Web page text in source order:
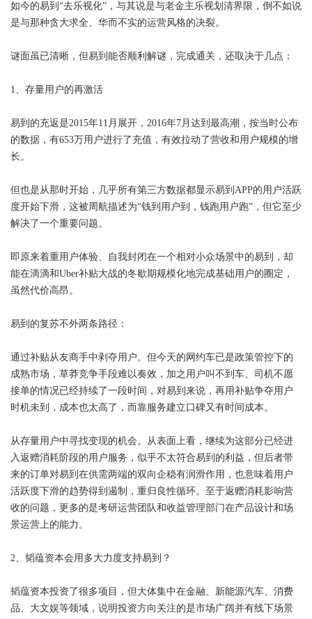
如今的易到“去乐视化”，与其说是与老金主乐视划清界限，倒不如说
是与那种贪大求全、华而不实的运营风格的决裂。
谜面虽已清晰，但易到能否顺利解谜，完成通关，还取决于几点：
1、存量用户的再激活
易到的充返是2015年11月展开，2016年7月达到最高潮，按当时公布
的数据，有653万用户进行了充值，有效拉动了营收和用户规模的增
长。
但也是从那时开始，几乎所有第三方数据都显示易到APP的用户活跃
度开始下滑，这被周航描述为“钱到用户到，钱跑用户跑”，但它至少
解决了一个重要问题。
即原来着重用户体验、自我封闭在一个相对小众场景中的易到，却
能在滴滴和Uber补贴大战的冬歇期规模化地完成基础用户的圈定，
虽然代价高昂。
易到的复苏不外两条路径：
通过补贴从友商手中剥夺用户。但今天的网约车已是政策管控下的
成熟市场，草莽竞争手段难以奏效，加之用户叫不到车、司机不愿
接单的情况已经持续了一段时间，对易到来说，再用补贴争夺用户
时机未到，成本也太高了，而靠服务建立口碑又有时间成本。
从存量用户中寻找变现的机会。从表面上看，继续为这部分已经进
入返赠消耗阶段的用户服务，似乎不太符合易到的利益，但后者带
来的订单对易到在供需两端的双向企稳有润滑作用，也意味着用户
活跃度下滑的趋势得到遏制，重归良性循环。至于返赠消耗影响营
收的问题，更多的是考研运营团队和收益管理部门在产品设计和场
景运营上的能力。
2、韬蕴资本会用多大力度支持易到？
韬蕴资本投资了很多项目，但大体集中在金融、新能源汽车、消费
品、大文娱等领域，说明投资方向关注的是市场广阔并有线下场景